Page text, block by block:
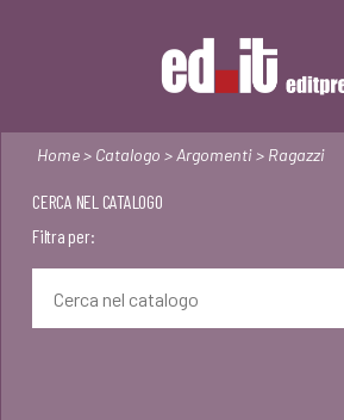
Home> Catalogo > Argomenti> Ragazzi
CERCA NEL CATALOGO
Filtra per: